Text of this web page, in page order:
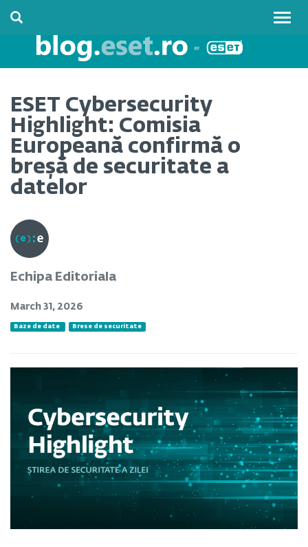
ESET Cybersecurity
Highlight: Comisia
Europeană confirmă o
breșă de securitate a
datelor
Echipa Editoriala
March 31, 2026
Baze de date Brese de securitate